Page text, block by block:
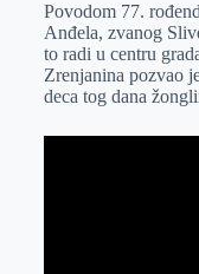
e
r
I
n
s
A
p
a
i
l
Povodom 77.
Anđela, zvanog
to radi u centru
Zrenjanina pozvao
deca tog dana